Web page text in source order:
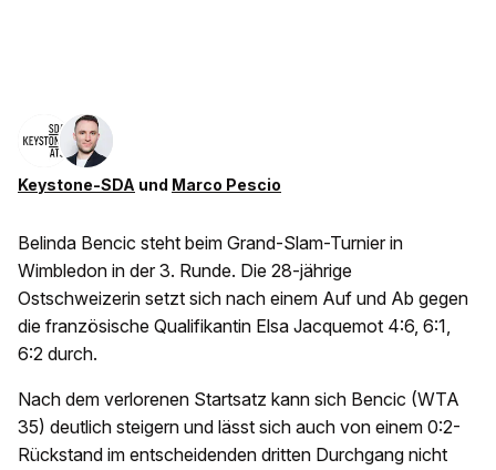
Keystone-SDA und Marco Pescio
Belinda Bencic steht beim Grand-Slam-Turnier in
Wimbledon in der 3. Runde. Die 28-jährige
Ostschweizerin setzt sich nach einem Auf und Ab gegen
die französische Qualifikantin Elsa Jacquemot 4:6, 6:1,
6:2 durch.
Nach dem verlorenen Startsatz kann sich Bencic (WTA
35) deutlich steigern und lässt sich auch von einem 0:2-
Rückstand im entscheidenden dritten Durchgang nicht